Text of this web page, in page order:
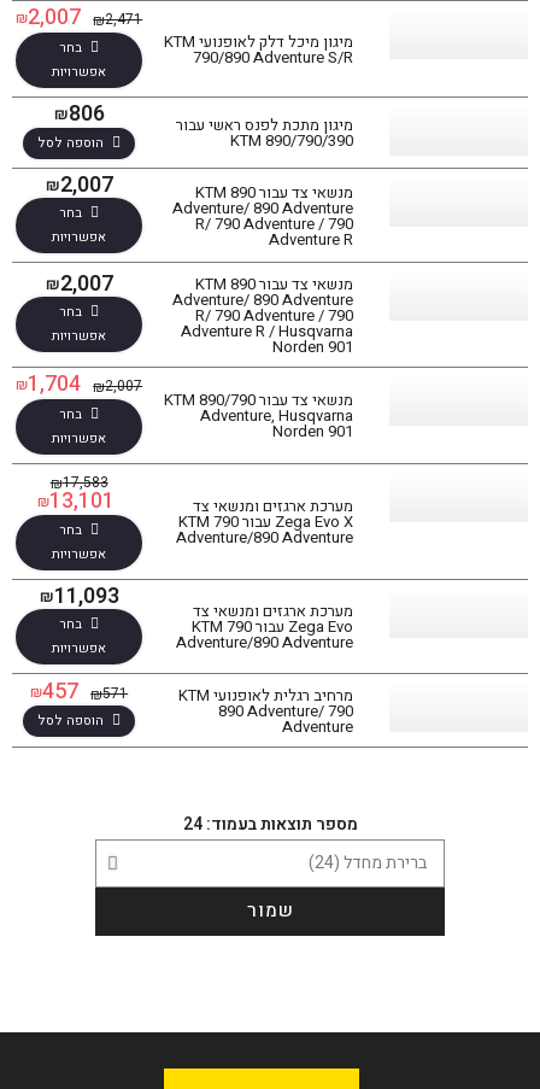
מיגון מיכל דלק לאופנועי KTM
790/890 Adventure S/R
₪2,471
₪2,007
בחר
אפשרויות
מיגון מתכת לפנס ראשי עבור
KTM 890/790/390
₪806
הוספה לסל
מנשאי צד עבור KTM 890
Adventure/ 890 Adventure
R/ 790 Adventure / 790
Adventure R
₪2,007
בחר
אפשרויות
מנשאי צד עבור KTM 890
Adventure/ 890 Adventure
R/ 790 Adventure / 790
Adventure R / Husqvarna
Norden 901
₪2,007
בחר
אפשרויות
מנשאי צד עבור KTM 890/790
Adventure, Husqvarna
Norden 901
₪2,007
₪1,704
בחר
אפשרויות
מערכת ארגזים ומנשאי צד
Zega Evo X עבור KTM 790
Adventure/890 Adventure
₪17,583
₪13,101
בחר
אפשרויות
מערכת ארגזים ומנשאי צד
Zega Evo עבור KTM 790
Adventure/890 Adventure
₪11,093
בחר
אפשרויות
מרחיב רגלית לאופנועי KTM
890 Adventure/ 790
Adventure
₪571
₪457
הוספה לסל
מספר תוצאות בעמוד: 24
שמור
הגדר סוג האופנוע שלך
סינון תוצאות